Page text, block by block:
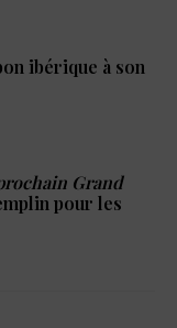
ibérique à son
Grand
pour les